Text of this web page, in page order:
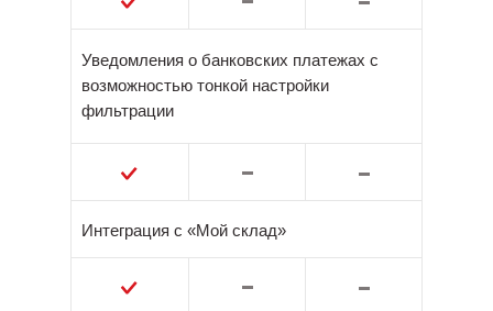
Уведомления о банковских платежах с
возможностью тонкой настройки
фильтрации
Интеграция с «Мой склад»